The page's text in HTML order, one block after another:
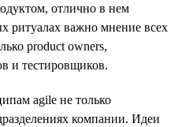
отлично в нем
ритуалах важно мнение всех
product owners,
и тестировщиков.
agile не только
компании. Идеи